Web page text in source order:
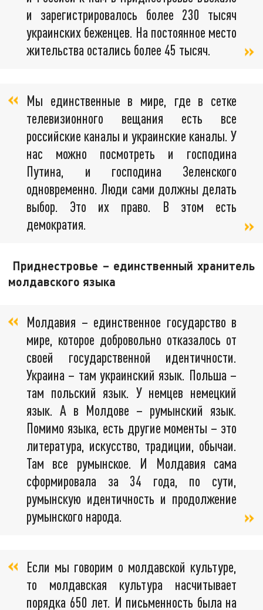
и зарегистрировалось более 230 тысяч
украинских беженцев. На постоянное место
жительства остались более 45 тысяч.
Мы единственные в мире, где в сетке
телевизионного вещания есть все
российские каналы и украинские каналы. У
нас можно посмотреть и господина
Путина, и господина Зеленского
одновременно. Люди сами должны делать
выбор. Это их право. В этом есть
демократия.
Приднестровье – единственный хранитель
молдавского языка
Молдавия – единственное государство в
мире, которое добровольно отказалось от
своей государственной идентичности.
Украина – там украинский язык. Польша –
там польский язык. У немцев немецкий
язык. А в Молдове – румынский язык.
Помимо языка, есть другие моменты – это
литература, искусство, традиции, обычаи.
Там все румынское. И Молдавия сама
сформировала за 34 года, по сути,
румынскую идентичность и продолжение
румынского народа.
Если мы говорим о молдавской культуре,
то молдавская культура насчитывает
порядка 650 лет. И письменность была на